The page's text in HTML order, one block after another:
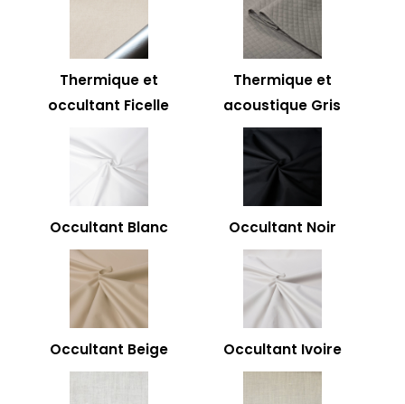
Thermique et
occultant Ficelle
Thermique et
acoustique Gris
Occultant Blanc Occultant Noir
Occultant Beige Occultant Ivoire